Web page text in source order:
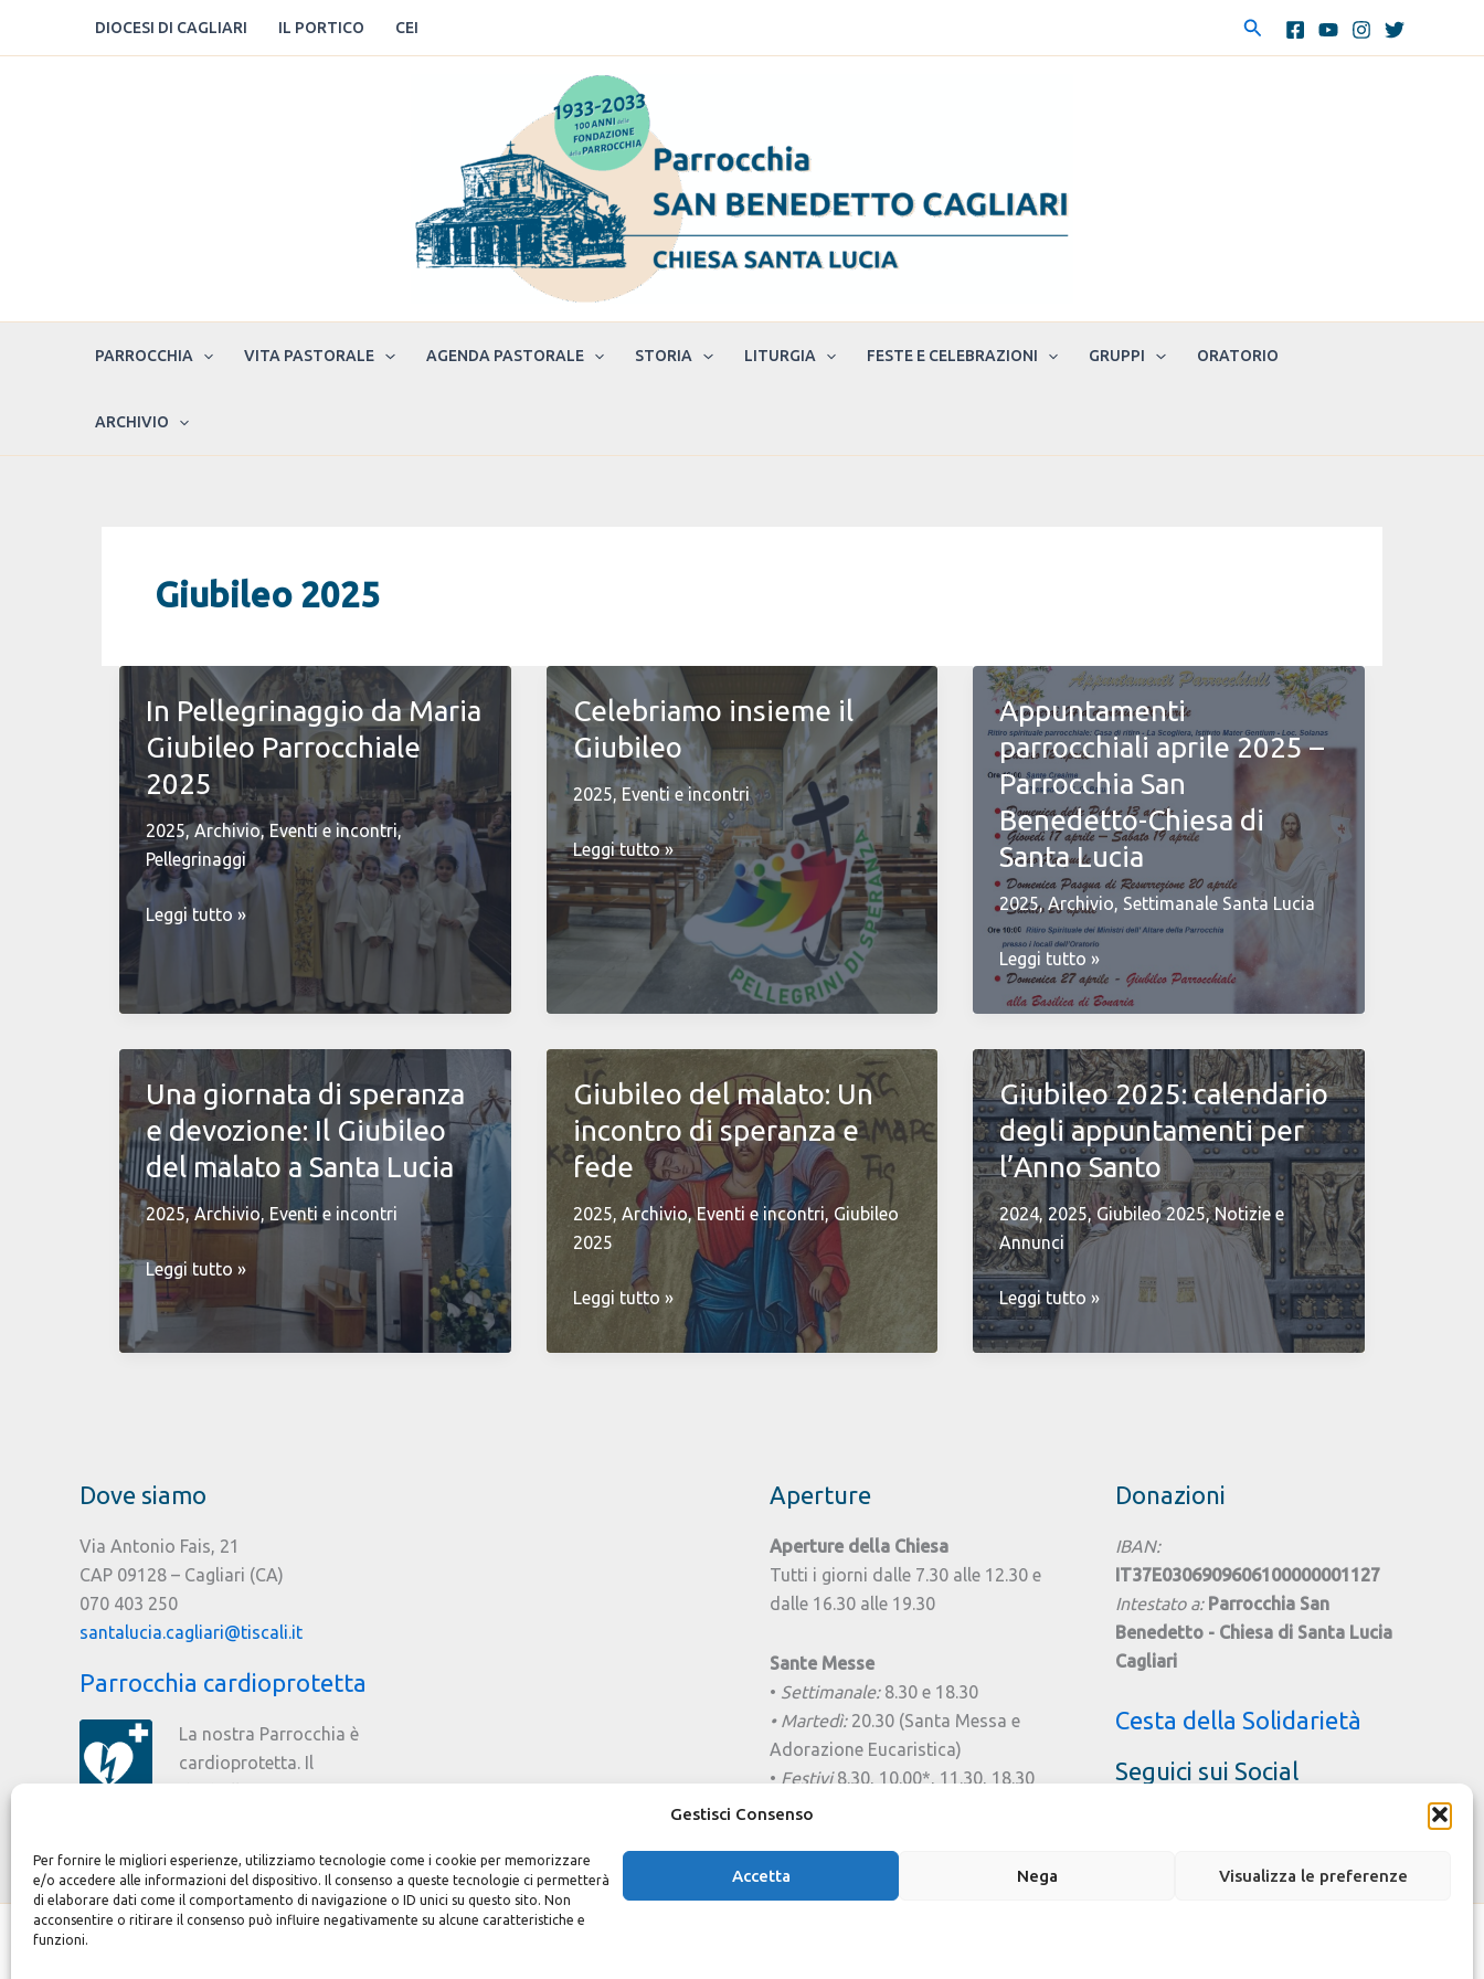
Gestisci Consenso
Per fornire le migliori esperienze, utilizziamo tecnologie come i cookie per memorizzare
e/o accedere alle informazioni del dispositivo. Il consenso a queste tecnologie ci permetterà
di elaborare dati come il comportamento di navigazione o ID unici su questo sito. Non
acconsentire o ritirare il consenso può influire negativamente su alcune caratteristiche e
funzioni.
Accetta Nega Visualizza le preferenze
DIOCESI DI CAGLIARI IL PORTICO CEI Cerca
PARROCCHIA VITA PASTORALE AGENDA PASTORALE STORIA LITURGIA FESTE E CELEBRAZIONI GRUPPI ORATORIO
ARCHIVIO
Giubileo 2025
In Pellegrinaggio da Maria
Giubileo Parrocchiale
2025
2025,Archivio, Eventi e incontri,
Pellegrinaggi
In
Parrocchiale
2025
Leggi tutto »
Celebriamo insieme il
Giubileo
2025, Eventi e incontri
Celebriamo
insieme
il
Giubileo
Leggi tutto »
Appuntamenti
parrocchiali aprile 2025 –
Parrocchia San
Benedetto-Chiesa di
Santa Lucia
2025,Archivio, Settimanale Santa Lucia
Appuntamenti
parrocchiali
aprile
–
Parrocchia
San
Benedetto-
Chiesa
di
Santa
Lucia
Leggi tutto »
Una giornata di speranza
e devozione: Il Giubileo
del malato a Santa Lucia
2025,Archivio, Eventi e incontri
Una
giornata
speranza
del
a
Santa
Lucia
Leggi tutto »
Giubileo del malato: Un
incontro di speranza e
fede
2025, Archivio,Eventi e incontri, Giubileo
2025
Giubileo
malato:
Leggi tutto »
Giubileo 2025: calendario
degli appuntamenti per
l’Anno Santo
2024, 2025, Giubileo 2025,Notizie e
Annunci
Giubileo
2025:
calendario
Leggi tutto »
Dove siamo
Via Antonio Fais, 21
CAP 09128 – Cagliari (CA)
070 403 250
santalucia.cagliari@tiscali.it
Parrocchia cardioprotetta
La nostra Parrocchia è
cardioprotetta. Il
Aperture
Aperture della Chiesa
Tutti i giorni dalle 7.30 alle 12.30 e
dalle 16.30 alle 19.30
Sante Messe
• Settimanale: 8.30 e 18.30
• Martedì: 20.30 (Santa Messa e
Adorazione Eucaristica)
• Festivi8.30, 10.00*, 11.30, 18.30
*Messa delle Famiglie da ottobre
Donazioni
IBAN:
IT37E0306909606100000001127
Intestato a: Parrocchia San
Benedetto - Chiesa di Santa Lucia
Cagliari
Cesta della Solidarietà
Seguici sui Social